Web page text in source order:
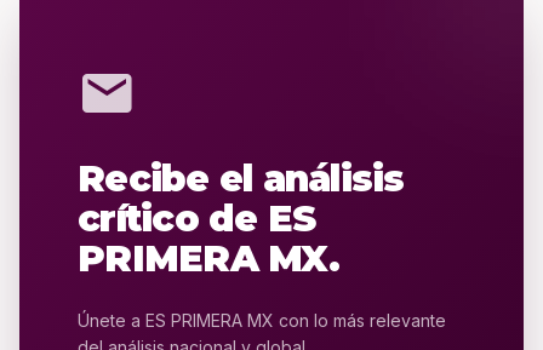
mail
Recibe el análisis
crítico de ES
PRIMERA MX.
Únete a ES PRIMERA MX con lo más relevante